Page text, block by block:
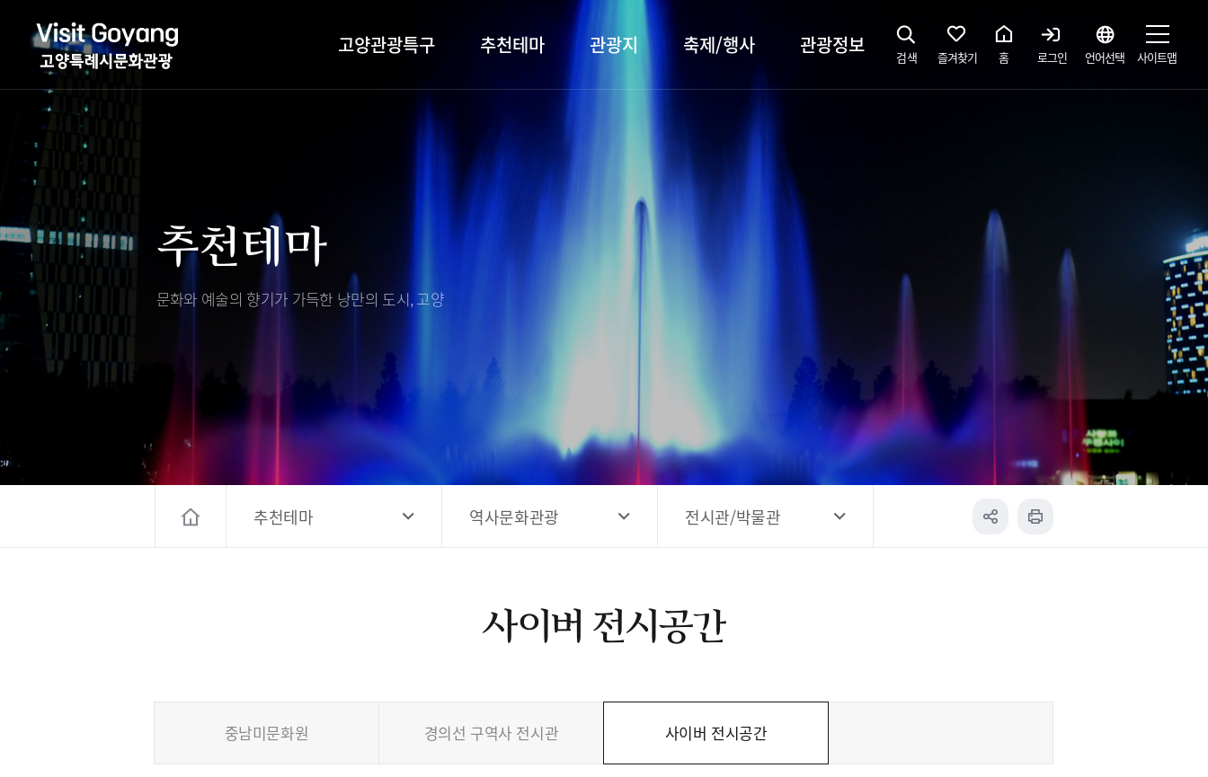
고양관광특구 추천테마
야경 나들이
자전거 나들이
도보관광 나들이
DMZ평화의길
행주산성
서오릉/서삼릉
장항습지
누리길
벚꽃명소
고양시 예술창작공간 새들
관광지 축제/행사
행사소개
프로그램 안내
관광정보
편의시설
오시는길
대표먹거리
전통시장
문화관광해설사 예약하기
해설사 공간
고양시관광협의회
고양컨벤션뷰로
경기관광
대한민국 구석구석
전자관광지도 다도라
관광안내홍보물
검색 즐겨찾기 홈 로그인 언어선택 사이트맵
추천테마
문화와 예술의 향기가 가득한 낭만의 도시, 고양
추천테마 역사문화관광 전시관/박물관
사이버 전시공간
중남미문화원 경의선 구역사 전시관 사이버 전시공간